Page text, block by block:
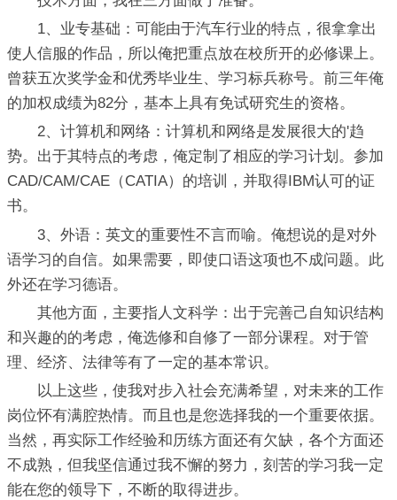
1、业专基础：可能由于汽车行业的特点，很拿拿出
使人信服的作品，所以俺把重点放在校所开的必修课上。
曾获五次奖学金和优秀毕业生、学习标兵称号。前三年俺
的加权成绩为82分，基本上具有免试研究生的资格。
2、计算机和网络：计算机和网络是发展很大的'趋
势。出于其特点的考虑，俺定制了相应的学习计划。参加
CAD/CAM/CAE（CATIA）的培训，并取得IBM认可的证
书。
3、外语：英文的重要性不言而喻。俺想说的是对外
语学习的自信。如果需要，即使口语这项也不成问题。此
外还在学习德语。
其他方面，主要指人文科学：出于完善己自知识结构
和兴趣的的考虑，俺选修和自修了一部分课程。对于管
理、经济、法律等有了一定的基本常识。
以上这些，使我对步入社会充满希望，对未来的工作
岗位怀有满腔热情。而且也是您选择我的一个重要依据。
当然，再实际工作经验和历练方面还有欠缺，各个方面还
不成熟，但我坚信通过我不懈的努力，刻苦的学习我一定
能在您的领导下，不断的取得进步。